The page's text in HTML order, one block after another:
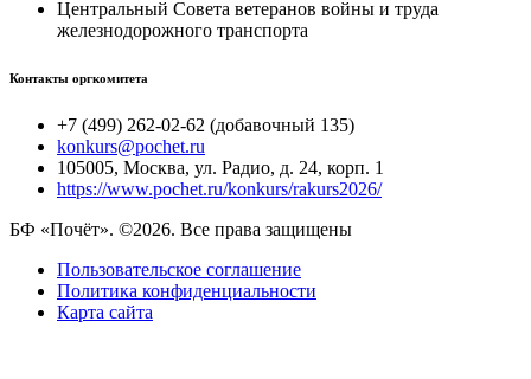
Центральный Совета ветеранов войны и труда
железнодорожного транспорта
Контакты оргкомитета
+7 (499) 262-02-62 (добавочный 135)
konkurs@pochet.ru
105005, Москва, ул. Радио, д. 24, корп. 1
https://www.pochet.ru/konkurs/rakurs2026/
БФ «Почёт». ©2026. Все права защищены
Пользовательское соглашение
Политика конфиденциальности
Карта сайта